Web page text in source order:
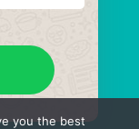
you the best